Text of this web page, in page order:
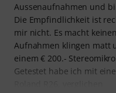
Aussenaufnahmen und
Die Empfindlichkeit ist
mir nicht. Es macht
Aufnahmen klingen matt
einem € 200.-
Getestet habe ich mit